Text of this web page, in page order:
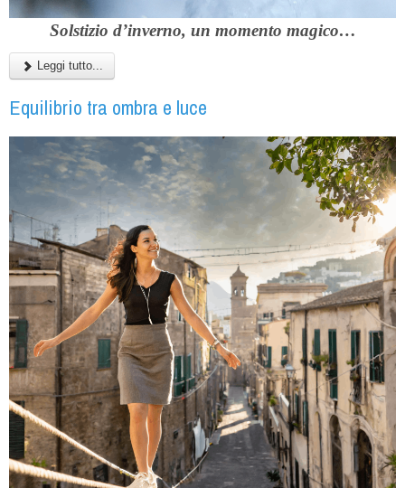
Solstizio d’inverno, un momento magico…
Leggi tutto...
Equilibrio tra ombra e luce